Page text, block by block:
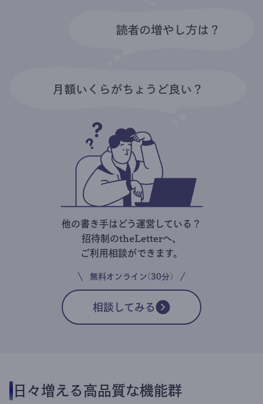
他の書き手はどう運営している？
招待制のtheLetterへ、
ご利用相談ができます。
無料オンライン(30分)
相談してみる
日々増える高品質な機能群